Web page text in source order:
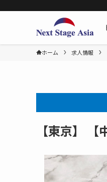
ホーム 求人情報
【東京】